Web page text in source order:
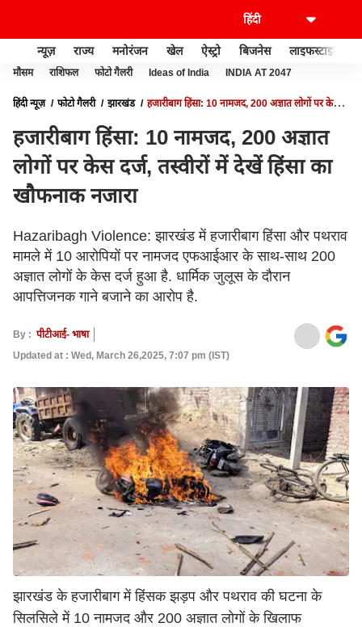
न्यूज़ राज्य मनोरंजन खेल ऐस्ट्रो बिजनेस लाइफस्टाइल
मौसम राशिफल फोटो गैलरी Ideas of India INDIA AT 2047
हिंदी न्यूज़ फोटो गैलरी झारखंड
हजारीबाग हिंसा: 10 नामजद, 200 अज्ञात लोगों पर केस
हजारीबाग हिंसा: 10 नामजद, 200 अज्ञात
लोगों पर केस दर्ज, तस्वीरों में देखें हिंसा का
खौफनाक नजारा
Hazaribagh Violence: झारखंड में हजारीबाग हिंसा और पथराव
मामले में 10 आरोपियों पर नामजद एफआईआर के साथ-साथ 200
अज्ञात लोगों के केस दर्ज हुआ है. धार्मिक जुलूस के दौरान
आपत्तिजनक गाने बजाने का आरोप है.
By : पीटीआई- भाषा
Updated at : Wed, March 26,2025, 7:07 pm (IST)
झारखंड के हजारीबाग में हिंसक झड़प और पथराव की घटना के
सिलसिले में 10 नामजद और 200 अज्ञात लोगों के खिलाफ